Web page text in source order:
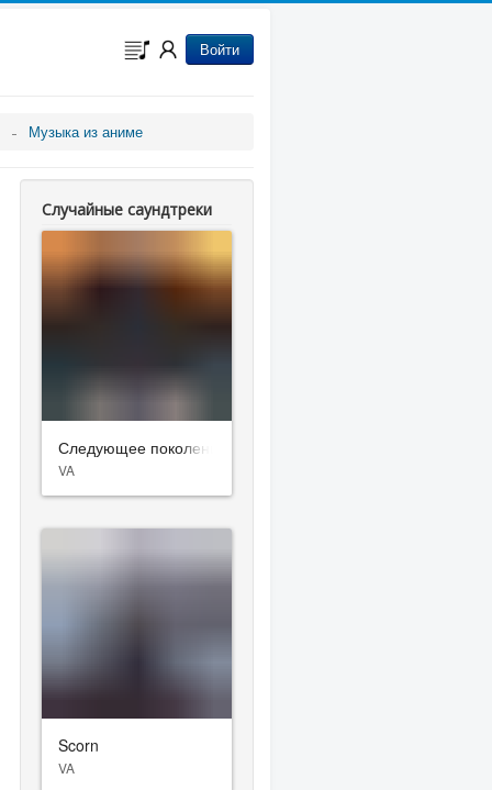
Войти
Музыка из аниме
Случайные саундтреки
Следующее поколение
VA
Scorn
VA